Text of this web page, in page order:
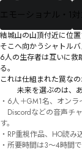
エモーショナル・1
結城山の山頂付近に位
そこへ向かうシャトル
6人の生存者は互いに救
る。
これは仕組まれた罠な
――未来を選ぶのは
・6人＋GM1名、オンラ
Discordなどの音声チ
す。
・RP重視作品、HO読み
・所要時間は3～4時間で